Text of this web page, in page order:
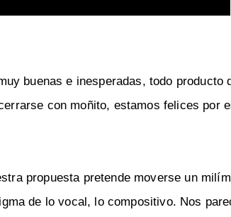
buenas e inesperadas, todo producto
con moñito, estamos felices por
propuesta pretende moverse un
de lo vocal, lo compositivo. Nos